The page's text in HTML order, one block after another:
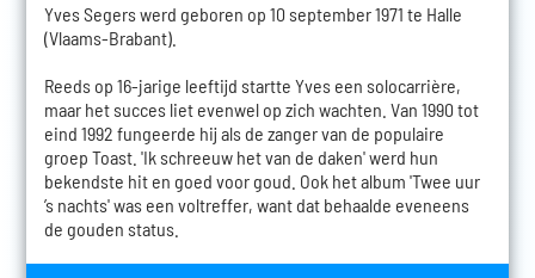
Yves Segers werd geboren op 10 september 1971 te Halle
(Vlaams-Brabant).
Reeds op 16-jarige leeftijd startte Yves een solocarrière,
maar het succes liet evenwel op zich wachten. Van 1990 tot
eind 1992 fungeerde hij als de zanger van de populaire
groep Toast. 'Ik schreeuw het van de daken' werd hun
bekendste hit en goed voor goud. Ook het album 'Twee uur
’s nachts' was een voltreffer, want dat behaalde eveneens
de gouden status.